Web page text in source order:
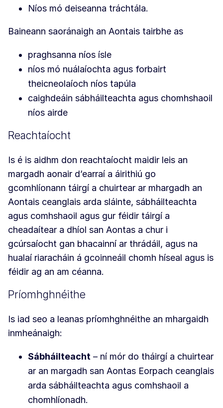
Níos mó deiseanna tráchtála.
Baineann saoránaigh an Aontais tairbhe as
praghsanna níos ísle
níos mó nuálaíochta agus forbairt
theicneolaíoch níos tapúla
caighdeáin sábháilteachta agus chomhshaoil
níos airde
Reachtaíocht
Is é is aidhm don reachtaíocht maidir leis an
margadh aonair d’earraí a áirithiú go
gcomhlíonann táirgí a chuirtear ar mhargadh an
Aontais ceanglais arda sláinte, sábháilteachta
agus comhshaoil agus gur féidir táirgí a
cheadaítear a dhíol san Aontas a chur i
gcúrsaíocht gan bhacainní ar thrádáil, agus na
hualaí riaracháin á gcoinneáil chomh híseal agus is
féidir ag an am céanna.
Príomhghnéithe
Is iad seo a leanas príomhghnéithe an mhargaidh
inmheánaigh:
Sábháilteacht – ní mór do tháirgí a chuirtear
ar an margadh san Aontas Eorpach ceanglais
arda sábháilteachta agus comhshaoil a
chomhlíonadh.